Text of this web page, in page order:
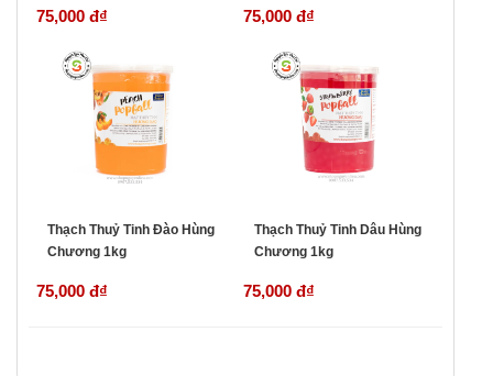
75,000 đ₫ 75,000 đ₫
Thạch Thuỷ Tinh Đào Hùng
Chương 1kg
75,000 đ₫
Thạch Thuỷ Tinh Dâu Hùng
Chương 1kg
75,000 đ₫